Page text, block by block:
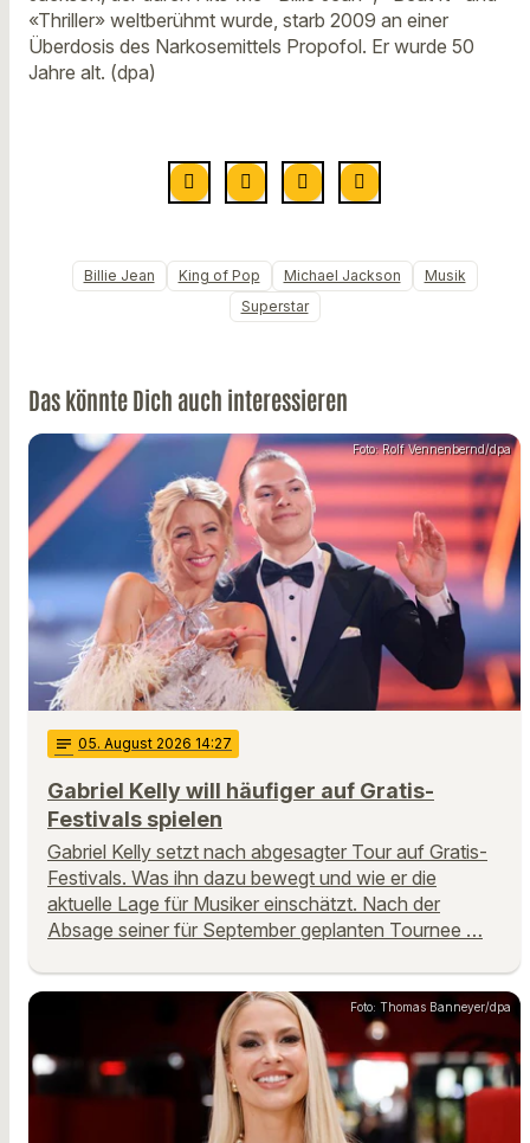
«Thriller» weltberühmt wurde, starb 2009 an einer
Überdosis des Narkosemittels Propofol. Er wurde 50
Jahre alt. (dpa)
Billie Jean King of Pop Michael Jackson
Musik
Superstar
Das könnte Dich auch interessieren
Foto: Rolf Vennenbernd/dpa
notes 05. August 2026 14:27
Gabriel Kelly will häufiger auf Gratis-
Festivals spielen
Gabriel Kelly setzt nach abgesagter Tour auf Gratis-
Festivals. Was ihn dazu bewegt und wie er die
aktuelle Lage für Musiker einschätzt. Nach der
Absage seiner für September geplanten Tournee …
Foto: Thomas Banneyer/dpa